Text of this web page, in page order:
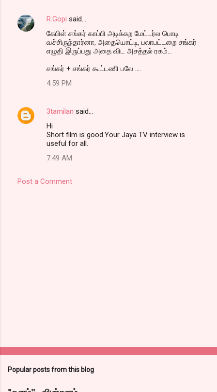
R.Gopi said…
கேபிள் சங்கர் காப்பி அடிக்கற மேட்டர்ல பொடி
வச்சிருந்தார்னா, அதையொட்டி, பலாபட்டறை சங்கர்
எழுதி இருப்பது அதை விட அசத்தல் ரகம்...
சங்கர் + சங்கர் கூட்டணி பலே ....
4:59 PM
3tamilan said…
Hi
Short film is good.Your Jaya TV interview is
useful for all.
7:49 AM
Post a Comment
Popular posts from this blog